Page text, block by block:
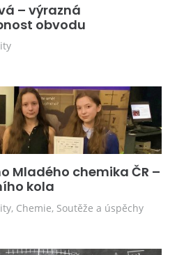
– výrazná
obvodu
Mladého chemika ČR –
kola
, Chemie, Soutěže a úspěchy